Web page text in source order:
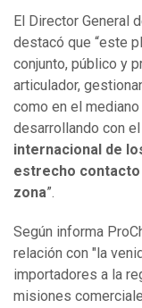
El Director General
destacó que “este
conjunto, público y
articulador,
como en el
desarrollando con
internacional de
estrecho contacto
zona”.
Según informa
relación con "la
importadores a la
misiones